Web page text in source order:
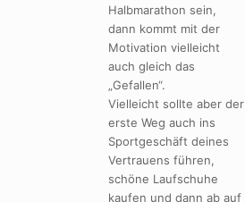
Halbmarathon sein,
dann kommt mit der
Motivation vielleicht
auch gleich das
„Gefallen“.
Vielleicht sollte aber der
erste Weg auch ins
Sportgeschäft deines
Vertrauens führen,
schöne Laufschuhe
kaufen und dann ab auf